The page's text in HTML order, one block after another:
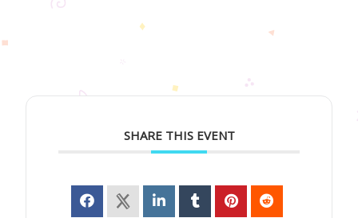
SHARE THIS EVENT